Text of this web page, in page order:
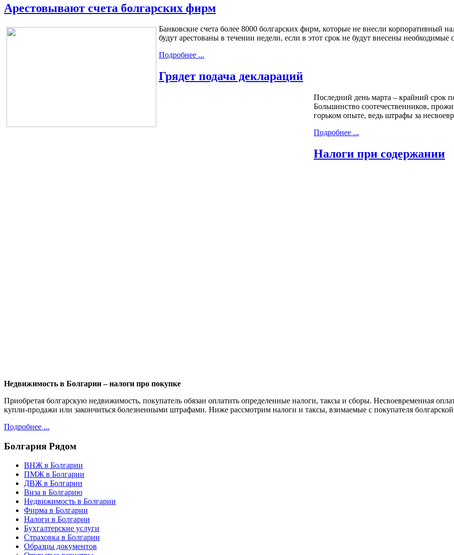
Арестовывают счета болгарских фирм
Банковские счета более 8000 болгарских фирм, которые не внесли корпоративный
будут арестованы в течении недели, если в этот срок не будут внесены необходимые
Подробнее ...
Грядет подача деклараций
Последний день марта – крайний срок
Большинство соотечественников,
горьком опыте, ведь штрафы за
Подробнее ...
Налоги при содержании
Недвижимость в Болгарии – налоги про покупке
Приобретая болгарскую недвижимость, покупатель обязан оплатить определенные налоги, таксы и сборы. Несвоевременная
купли-продажи или закончиться болезненными штрафами. Ниже рассмотрим налоги и таксы, взимаемые с покупателя
Подробнее ...
Болгария Рядом
ВНЖ в Болгарии
ПМЖ в Болгарии
ДВЖ в Болгарии
Виза в Болгарию
Недвижимость в Болгарии
Фирма в Болгарии
Налоги в Болгарии
Бухгалтерские услуги
Страховка в Болгарии
Образцы документов